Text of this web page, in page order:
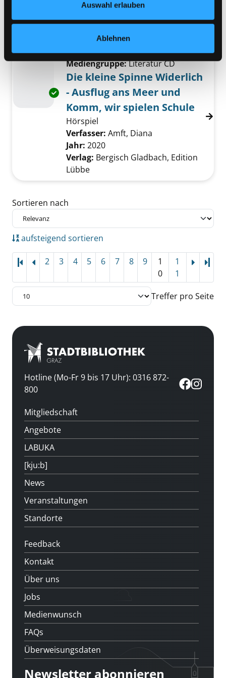
Auswahl erlauben
Ablehnen
leckeren Rezepten und Bastelideen
Exemplar-Details von Die kleine Spinne
Mediengruppe:Literatur CD
Die kleine Spinne Widerlich
- Ausflug ans Meer und
Komm, wir spielen Schule
Hörspiel
Verfasser: Amft, Diana
Jahr: 2020
Verlag: Bergisch Gladbach, Edition
Lübbe
Zu den Suchfiltern springen
Sortieren nach
aufsteigend sortieren
2 3 4 5 6 7 8 9
1
0
1
1
Treffer pro Seite
Hotline (Mo-Fr 9 bis 17 Uhr): 0316 872-
800
Mitgliedschaft
Angebote
LABUKA
[kju:b]
News
Veranstaltungen
Standorte
Feedback
Kontakt
Über uns
Jobs
Medienwunsch
FAQs
Überweisungsdaten
Newsletter abonnieren